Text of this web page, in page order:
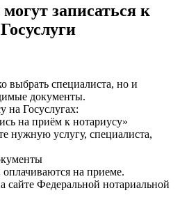
записаться к
выбрать специалиста, но и
документы.
на Госуслугах:
на приём к нотариусу»
нужную услугу, специалиста,
оплачиваются на приеме.
Федеральной нотариальной